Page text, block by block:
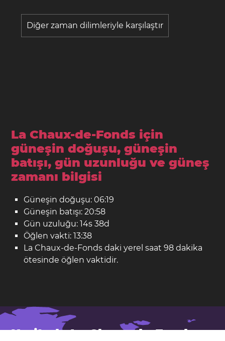
Diğer zaman dilimleriyle karşılaştır
La Chaux-de-Fonds için
güneşin doğuşu, güneşin
batışı, gün uzunluğu ve güneş
zamanı bilgisi
Güneşin doğuşu: 06:19
Güneşin batışı: 20:58
Gün uzuluğu: 14s 38d
Öğlen vakti: 13:38
La Chaux-de-Fonds daki yerel saat 98 dakika
ötesinde öğlen vaktidir.
Haritada La Chaux-de-Fonds